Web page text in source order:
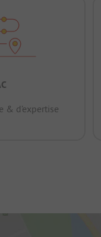
& d’expertise